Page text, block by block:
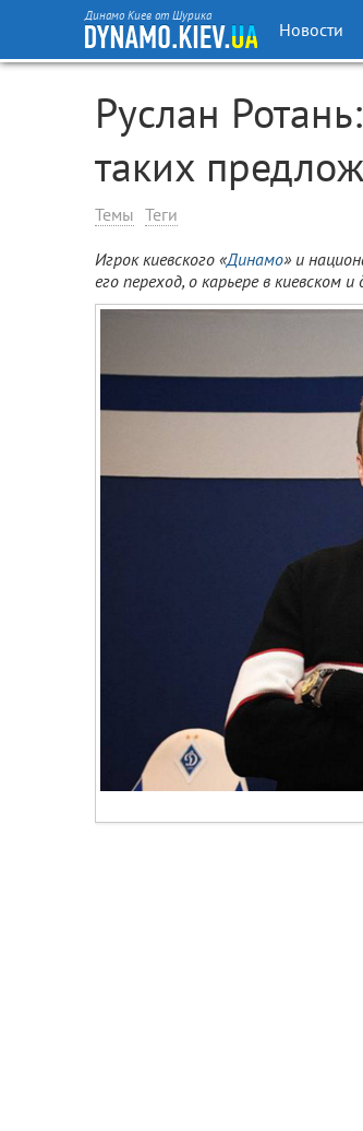
Динамо Киев от Шурика
Новости
Руслан
таких
Темы Теги
Игрок киевского «Динамо» и
его переход, о карьере в